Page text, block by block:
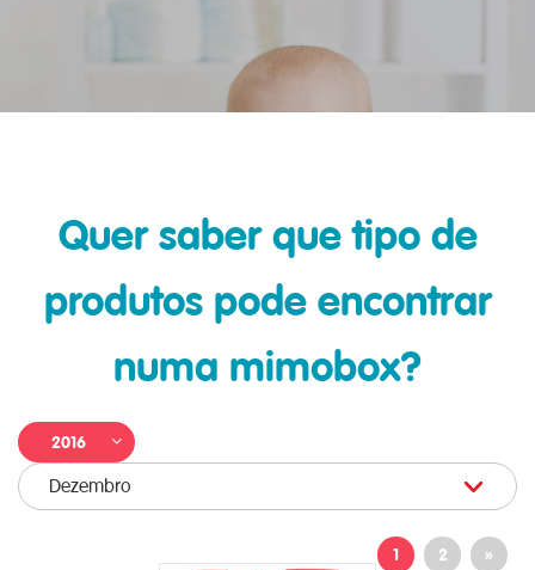
Quer saber que tipo de
produtos pode encontrar
numa mimobox?
2016
Dezembro
1 2 »